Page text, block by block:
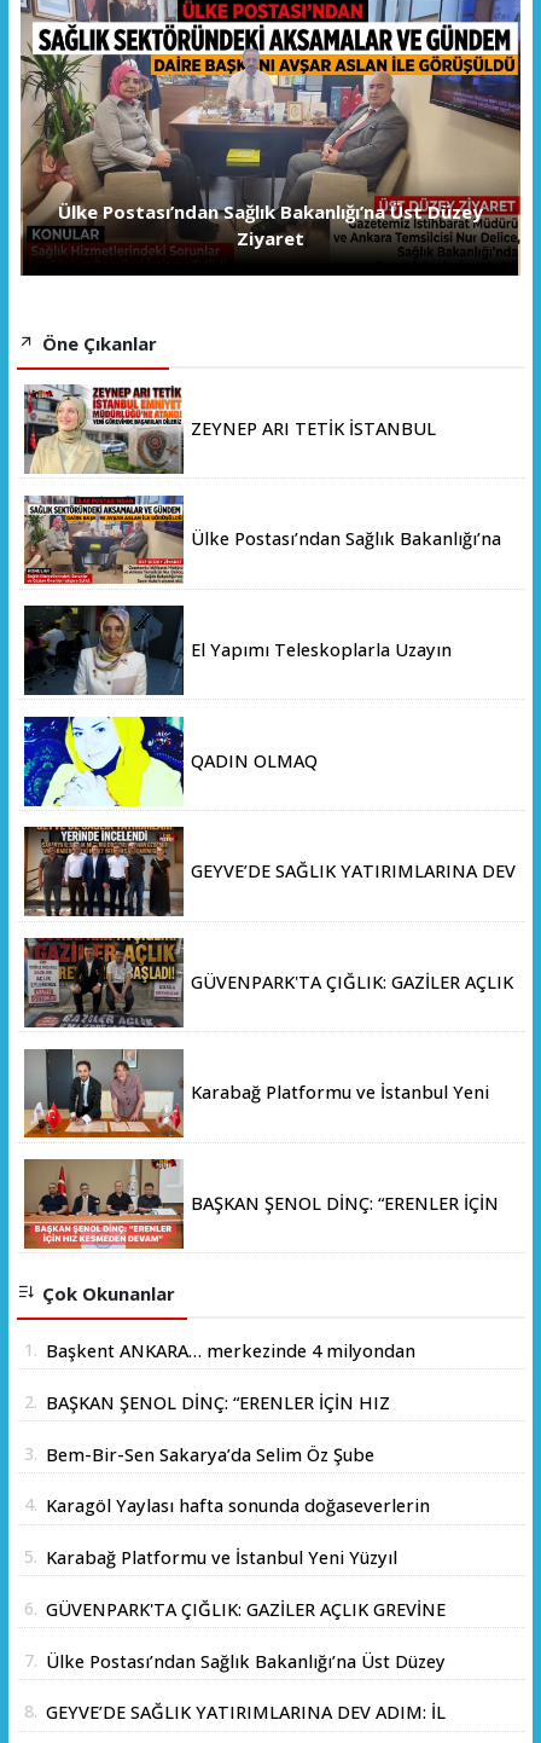
Ülke Postası’ndan Sağlık Bakanlığı’na Üst Düzey
Ziyaret
Öne Çıkanlar
ZEYNEP ARI TETİK İSTANBUL
Ülke Postası’ndan Sağlık Bakanlığı’na
El Yapımı Teleskoplarla Uzayın
QADIN OLMAQ
GEYVE’DE SAĞLIK YATIRIMLARINA DEV
GÜVENPARK'TA ÇIĞLIK: GAZİLER AÇLIK
Karabağ Platformu ve İstanbul Yeni
BAŞKAN ŞENOL DİNÇ: “ERENLER İÇİN
Çok Okunanlar
1. Başkent ANKARA… merkezinde 4 milyondan
2. BAŞKAN ŞENOL DİNÇ: “ERENLER İÇİN HIZ
3. Bem-Bir-Sen Sakarya’da Selim Öz Şube
4. Karagöl Yaylası hafta sonunda doğaseverlerin
5. Karabağ Platformu ve İstanbul Yeni Yüzyıl
Memorandumu İmzalandı
6. GÜVENPARK'TA ÇIĞLIK: GAZİLER AÇLIK GREVİNE
7. Ülke Postası’ndan Sağlık Bakanlığı’na Üst Düzey
8. GEYVE’DE SAĞLIK YATIRIMLARINA DEV ADIM: İL